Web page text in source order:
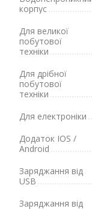
корпус
Для великої
побутової
техніки
Для дрібної
побутової
техніки
Для електроніки
Додаток IOS /
Android
Заряджання від
USB
Заряджання від